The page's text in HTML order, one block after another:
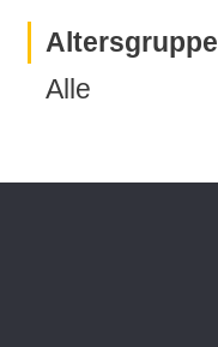
Altersgruppe
Alle